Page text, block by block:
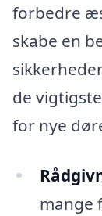
forbedre
skabe en
de
for nye
mange